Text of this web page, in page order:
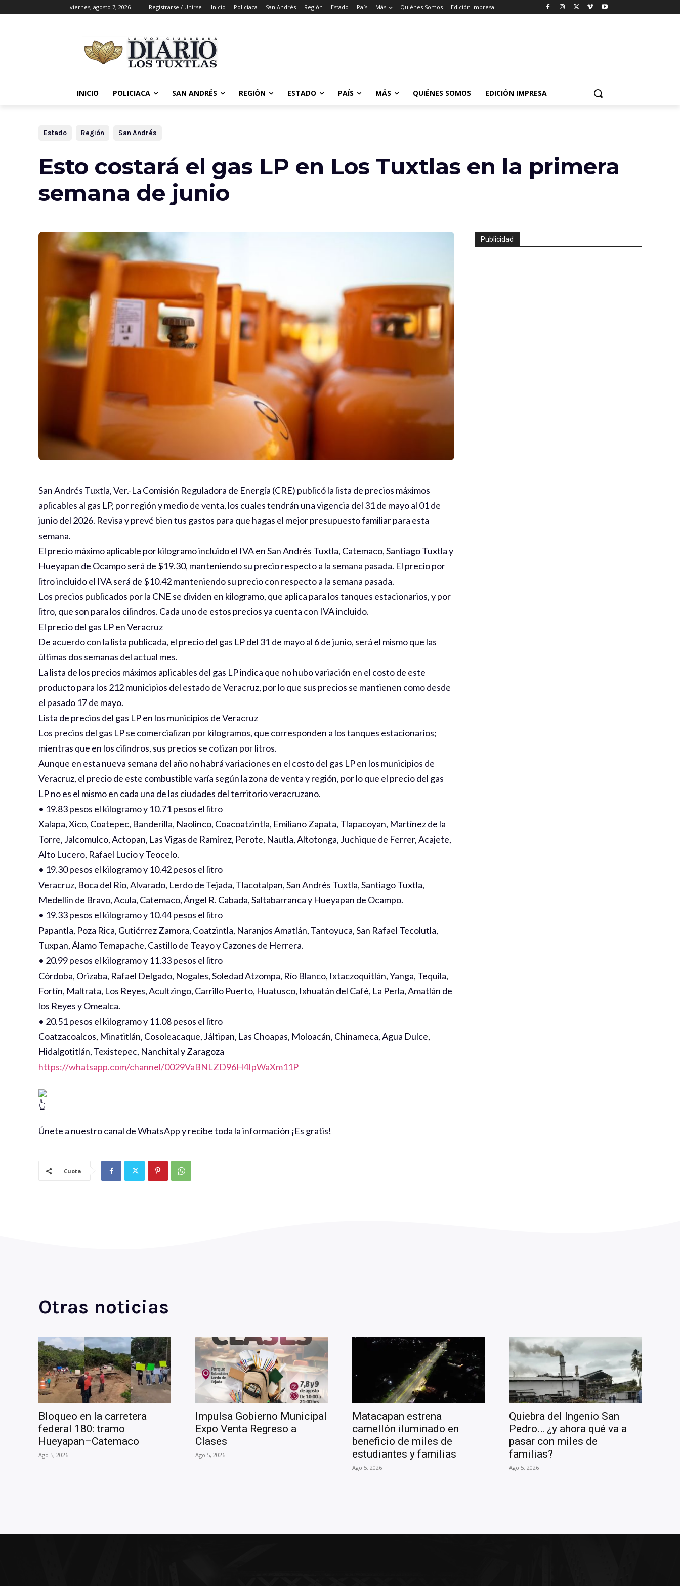
viernes, agosto 7, 2026 Registrarse / Unirse Inicio Policiaca San Andrés Región Estado País Más Quiénes Somos Edición Impresa
INICIO POLICIACA SAN ANDRÉS REGIÓN ESTADO PAÍS MÁS QUIÉNES SOMOS EDICIÓN IMPRESA
Estado Región San Andrés
Esto costará el gas LP en Los Tuxtlas en la primera
semana de junio
San Andrés Tuxtla, Ver.-La Comisión Reguladora de Energía (CRE) publicó la lista de precios máximos
aplicables al gas LP, por región y medio de venta, los cuales tendrán una vigencia del 31 de mayo al 01 de
junio del 2026. Revisa y prevé bien tus gastos para que hagas el mejor presupuesto familiar para esta
semana.
El precio máximo aplicable por kilogramo incluido el IVA en San Andrés Tuxtla, Catemaco, Santiago Tuxtla y
Hueyapan de Ocampo será de $19.30, manteniendo su precio respecto a la semana pasada. El precio por
litro incluido el IVA será de $10.42 manteniendo su precio con respecto a la semana pasada.
Los precios publicados por la CNE se dividen en kilogramo, que aplica para los tanques estacionarios, y por
litro, que son para los cilindros. Cada uno de estos precios ya cuenta con IVA incluido.
El precio del gas LP en Veracruz
De acuerdo con la lista publicada, el precio del gas LP del 31 de mayo al 6 de junio, será el mismo que las
últimas dos semanas del actual mes.
La lista de los precios máximos aplicables del gas LP indica que no hubo variación en el costo de este
producto para los 212 municipios del estado de Veracruz, por lo que sus precios se mantienen como desde
el pasado 17 de mayo.
Lista de precios del gas LP en los municipios de Veracruz
Los precios del gas LP se comercializan por kilogramos, que corresponden a los tanques estacionarios;
mientras que en los cilindros, sus precios se cotizan por litros.
Aunque en esta nueva semana del año no habrá variaciones en el costo del gas LP en los municipios de
Veracruz, el precio de este combustible varía según la zona de venta y región, por lo que el precio del gas
LP no es el mismo en cada una de las ciudades del territorio veracruzano.
• 19.83 pesos el kilogramo y 10.71 pesos el litro
Xalapa, Xico, Coatepec, Banderilla, Naolinco, Coacoatzintla, Emiliano Zapata, Tlapacoyan, Martínez de la
Torre, Jalcomulco, Actopan, Las Vigas de Ramírez, Perote, Nautla, Altotonga, Juchique de Ferrer, Acajete,
Alto Lucero, Rafael Lucio y Teocelo.
• 19.30 pesos el kilogramo y 10.42 pesos el litro
Veracruz, Boca del Río, Alvarado, Lerdo de Tejada, Tlacotalpan, San Andrés Tuxtla, Santiago Tuxtla,
Medellín de Bravo, Acula, Catemaco, Ángel R. Cabada, Saltabarranca y Hueyapan de Ocampo.
• 19.33 pesos el kilogramo y 10.44 pesos el litro
Papantla, Poza Rica, Gutiérrez Zamora, Coatzintla, Naranjos Amatlán, Tantoyuca, San Rafael Tecolutla,
Tuxpan, Álamo Temapache, Castillo de Teayo y Cazones de Herrera.
• 20.99 pesos el kilogramo y 11.33 pesos el litro
Córdoba, Orizaba, Rafael Delgado, Nogales, Soledad Atzompa, Río Blanco, Ixtaczoquitlán, Yanga, Tequila,
Fortín, Maltrata, Los Reyes, Acultzingo, Carrillo Puerto, Huatusco, Ixhuatán del Café, La Perla, Amatlán de
los Reyes y Omealca.
• 20.51 pesos el kilogramo y 11.08 pesos el litro
Coatzacoalcos, Minatitlán, Cosoleacaque, Jáltipan, Las Choapas, Moloacán, Chinameca, Agua Dulce,
Hidalgotitlán, Texistepec, Nanchital y Zaragoza
https://whatsapp.com/channel/0029VaBNLZD96H4IpWaXm11P
Únete a nuestro canal de WhatsApp y recibe toda la información ¡Es gratis!
Cuota
Publicidad
Otras noticias
Bloqueo en la carretera
federal 180: tramo
Hueyapan–Catemaco
Ago 5, 2026
Impulsa Gobierno Municipal
Expo Venta Regreso a
Clases
Ago 5, 2026
Matacapan estrena
camellón iluminado en
beneficio de miles de
estudiantes y familias
Ago 5, 2026
Quiebra del Ingenio San
Pedro… ¿y ahora qué va a
pasar con miles de
familias?
Ago 5, 2026